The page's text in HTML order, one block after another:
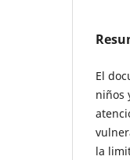
El
niños
la